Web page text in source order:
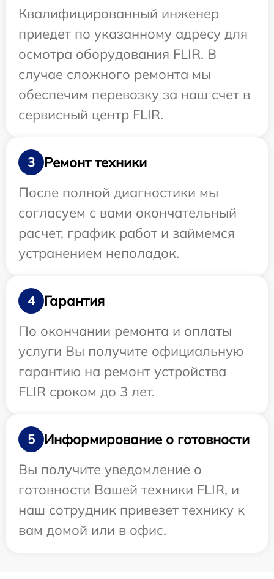
Квалифицированный инженер
приедет по указанному адресу для
осмотра оборудования FLIR. В
случае сложного ремонта мы
обеспечим перевозку за наш счет в
сервисный центр FLIR.
3
Ремонт техники
После полной диагностики мы
согласуем с вами окончательный
расчет, график работ и займемся
устранением неполадок.
4
Гарантия
По окончании ремонта и оплаты
услуги Вы получите официальную
гарантию на ремонт устройства
FLIR сроком до 3 лет.
5
Информирование о готовности
Вы получите уведомление о
готовности Вашей техники FLIR, и
наш сотрудник привезет технику к
вам домой или в офис.